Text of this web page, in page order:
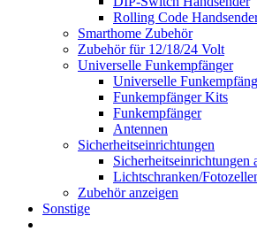
Rolling Code
Smarthome Zubehör
Zubehör für 12/18/24 Volt
Universelle Funkempfänger
Universelle
Funkempfänger Kits
Funkempfänger
Antennen
Sicherheitseinrichtungen
Sicherheitseinrichtungen
Lichtschranken/
Zubehör anzeigen
Sonstige